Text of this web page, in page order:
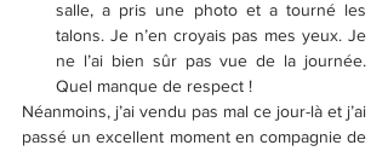
salle, a pris une photo et a tourné les
talons. Je n’en croyais pas mes yeux. Je
ne l’ai bien sûr pas vue de la journée.
Quel manque de respect !
Néanmoins, j’ai vendu pas mal ce jour-là et j’ai
passé un excellent moment en compagnie de